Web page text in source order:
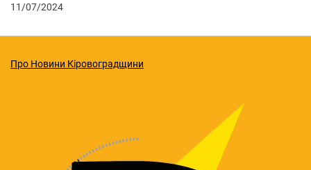
11/07/2024
Про Новини Кіровоградщини